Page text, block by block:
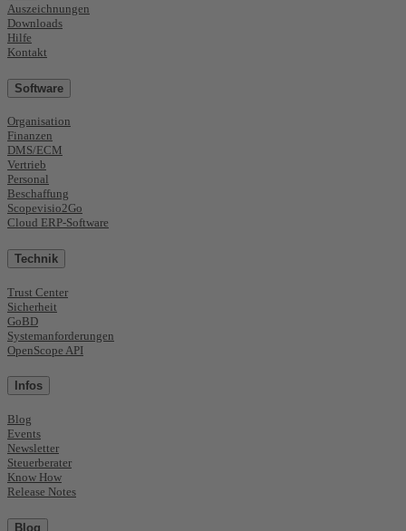
Auszeichnungen
Downloads
Hilfe
Kontakt
Software
Organisation
Finanzen
DMS/ECM
Vertrieb
Personal
Beschaffung
Scopevisio2Go
Cloud ERP-Software
Technik
Trust Center
Sicherheit
GoBD
Systemanforderungen
OpenScope API
Infos
Blog
Events
Newsletter
Steuerberater
Know How
Release Notes
Blog